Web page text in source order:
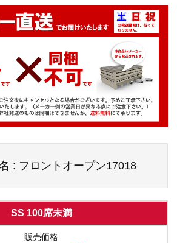
: フロントオープン17018
SS 100席未満
販売価格